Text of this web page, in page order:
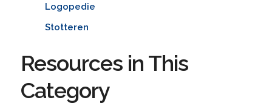
Logopedie
Stotteren
Resources in This
Category